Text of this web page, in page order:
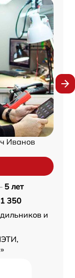
Иванов
5 лет
1 350
и